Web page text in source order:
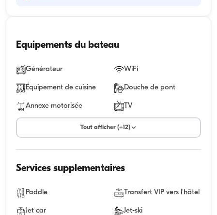
Equipements du bateau
Générateur WiFi
Équipement de cuisine Douche de pont
Annexe motorisée TV
Tout afficher (+12)
Services supplementaires
Paddle Transfert VIP vers l'hôtel
Jet car Jet-ski